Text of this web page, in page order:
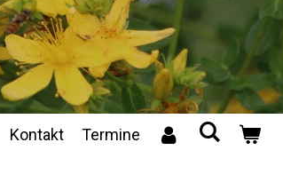
Kontakt Termine